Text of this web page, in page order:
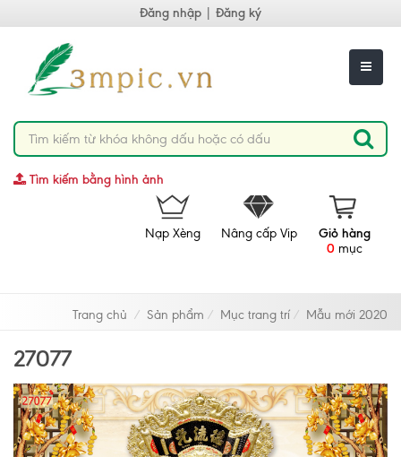
Đăng nhập Đăng ký
Tìm kiếm bằng hình ảnh
Giỏ hàng
0 mục
Nâng cấp Vip
Nạp Xèng
Trang chủ Sản phẩm Mục trang trí Mẫu mới 2020
27077